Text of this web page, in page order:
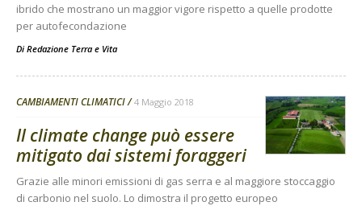
ibrido che mostrano un maggior vigore rispetto a quelle prodotte
per autofecondazione
Di Redazione Terra e Vita
CAMBIAMENTI CLIMATICI 4 Maggio 2018
Il climate change può essere
mitigato dai sistemi foraggeri
Grazie alle minori emissioni di gas serra e al maggiore stoccaggio
di carbonio nel suolo. Lo dimostra il progetto europeo